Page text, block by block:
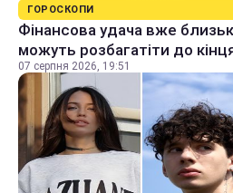
ГОРОСКОПИ
Фінансова удача вже
можуть розбагатіти до
07 серпня 2026, 19:51